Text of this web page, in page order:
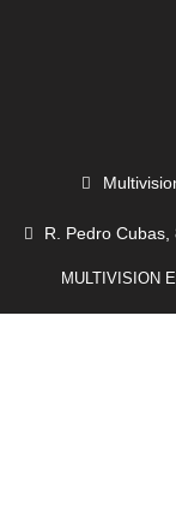
R. Pedro Cubas,
MULTIVISION